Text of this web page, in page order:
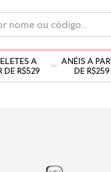
ou código...
A
DE R$529
ANÉIS A
DE R$259